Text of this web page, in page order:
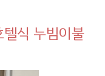
식 누빔이불